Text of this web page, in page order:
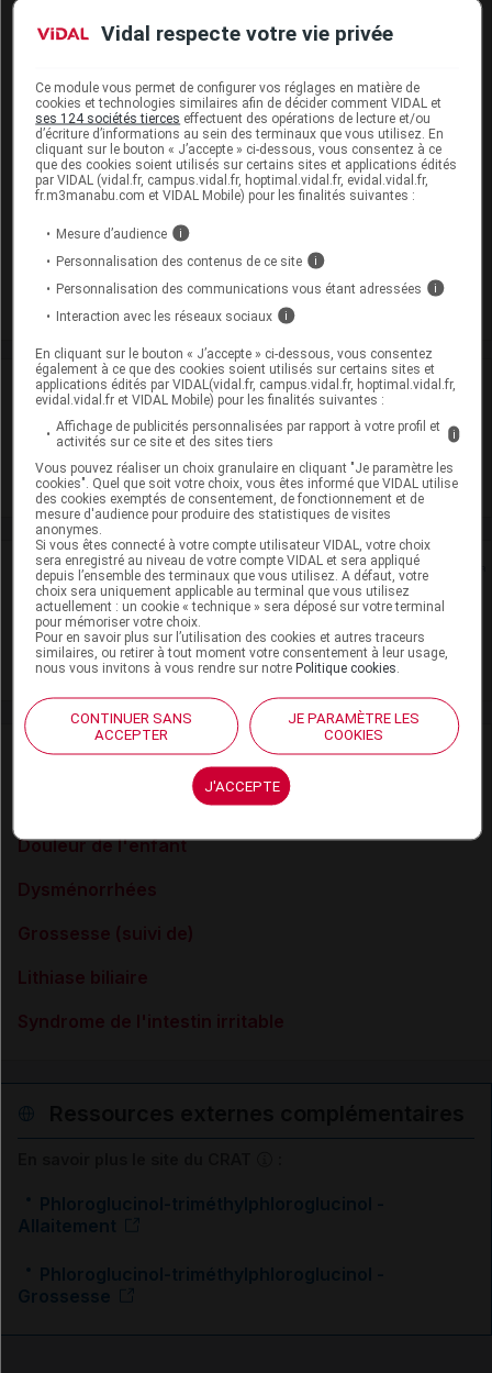
36 mois (Conserver à l'abri de l'humidité)
PHLOROGLUCINOL ARROW 80 mg Cpr orodisp
Plq/30
Cip :3400937860536
Modalités de conservation : Avant ouverture : < 30° durant
36 mois (Conserver à l'abri de l'humidité)
Commercialisé
Laboratoire
Arrow Génériques
Voir la fiche laboratoire
Rein
Adaptation de posologie
Toxicité rénale
VIDAL Recos
Colique néphrétique
Douleur de l'enfant
Dysménorrhées
Grossesse (suivi de)
Lithiase biliaire
Syndrome de l'intestin irritable
Phloroglucinol-triméthylphloroglucinol -
Allaitement
Phloroglucinol-triméthylphloroglucinol -
Grossesse
Vidal respecte votre vie privée
Ce module vous permet de configurer vos réglages en matière de
cookies et technologies similaires afin de décider comment VIDAL et
ses 124 sociétés tierces effectuent des opérations de lecture et/ou
d’écriture d’informations au sein des terminaux que vous utilisez. En
cliquant sur le bouton « J’accepte » ci-dessous, vous consentez à ce
que des cookies soient utilisés sur certains sites et applications édités
par VIDAL (vidal.fr, campus.vidal.fr, hoptimal.vidal.fr, evidal.vidal.fr,
fr.m3manabu.com et VIDAL Mobile) pour les finalités suivantes :
Mesure d’audience i
Personnalisation des contenus de ce site i
Personnalisation des communications vous étant adressées i
Interaction avec les réseaux sociaux i
En cliquant sur le bouton « J’accepte » ci-dessous, vous consentez
également à ce que des cookies soient utilisés sur certains sites et
applications édités par VIDAL(vidal.fr, campus.vidal.fr, hoptimal.vidal.fr,
evidal.vidal.fr et VIDAL Mobile) pour les finalités suivantes :
Affichage de publicités personnalisées par rapport à votre profil et
activités sur ce site et des sites tiers
i
Vous pouvez réaliser un choix granulaire en cliquant "Je paramètre les
cookies". Quel que soit votre choix, vous êtes informé que VIDAL utilise
des cookies exemptés de consentement, de fonctionnement et de
mesure d'audience pour produire des statistiques de visites
anonymes.
Si vous êtes connecté à votre compte utilisateur VIDAL, votre choix
sera enregistré au niveau de votre compte VIDAL et sera appliqué
depuis l’ensemble des terminaux que vous utilisez. A défaut, votre
choix sera uniquement applicable au terminal que vous utilisez
actuellement : un cookie « technique » sera déposé sur votre terminal
pour mémoriser votre choix.
Pour en savoir plus sur l’utilisation des cookies et autres traceurs
similaires, ou retirer à tout moment votre consentement à leur usage,
nous vous invitons à vous rendre sur notrePolitique cookies
CONTINUER SANS
ACCEPTER
JE PARAMÈTRE LES
COOKIES
J'ACCEPTE